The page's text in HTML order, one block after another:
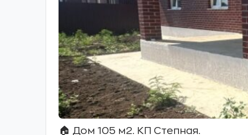
🏠 Дом 105 м2. КП Степная.